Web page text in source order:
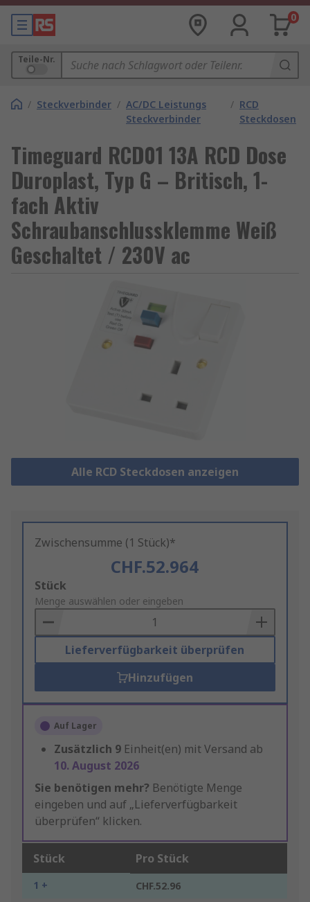
0
Teile-Nr.
/ Steckverbinder / AC/DC Leistungs
Steckverbinder
/ RCD
Steckdosen
Timeguard RCD01 13A RCD Dose
Duroplast, Typ G – Britisch, 1-
fach Aktiv
Schraubanschlussklemme Weiß
Geschaltet / 230V ac
Alle RCD Steckdosen anzeigen
Zwischensumme (1 Stück)*
CHF.52.964
Add
to
Basket
Stück
Menge auswählen oder eingeben
Lieferverfügbarkeit überprüfen
Hinzufügen
Auf Lager
Zusätzlich 9 Einheit(en) mit Versand ab
10. August 2026
Sie benötigen mehr? Benötigte Menge
eingeben und auf „Lieferverfügbarkeit
überprüfen“ klicken.
Stück Pro Stück
1 + CHF.52.96